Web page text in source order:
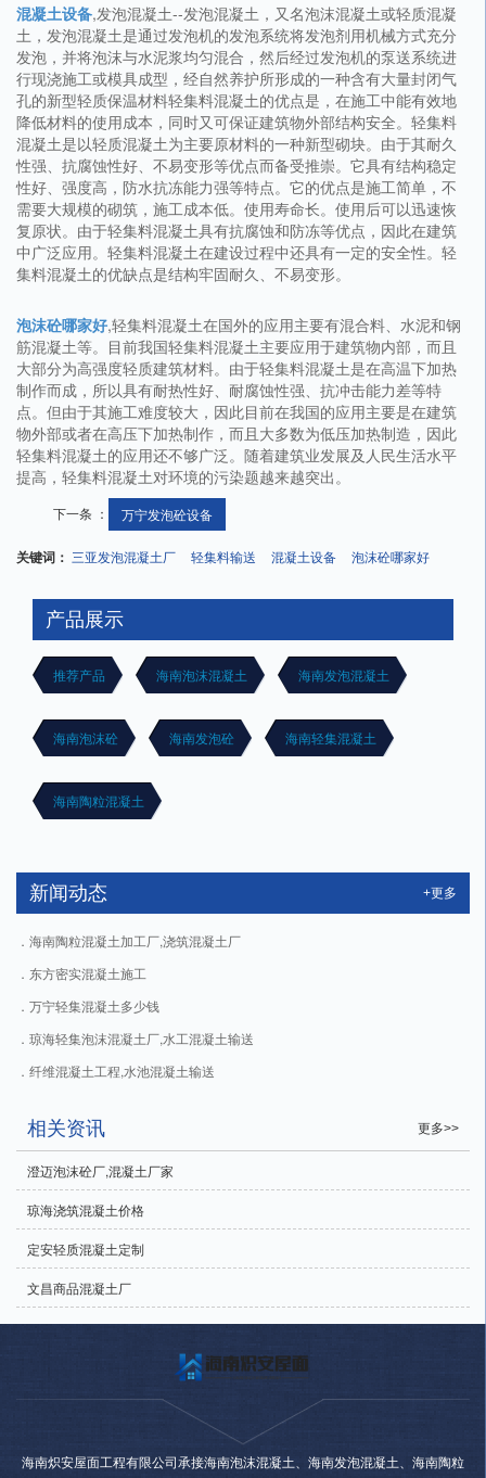
混凝土设备,发泡混凝土--发泡混凝土，又名泡沫混凝土或轻质混凝
土，发泡混凝土是通过发泡机的发泡系统将发泡剂用机械方式充分
发泡，并将泡沫与水泥浆均匀混合，然后经过发泡机的泵送系统进
行现浇施工或模具成型，经自然养护所形成的一种含有大量封闭气
孔的新型轻质保温材料轻集料混凝土的优点是，在施工中能有效地
降低材料的使用成本，同时又可保证建筑物外部结构安全。轻集料
混凝土是以轻质混凝土为主要原材料的一种新型砌块。由于其耐久
性强、抗腐蚀性好、不易变形等优点而备受推崇。它具有结构稳定
性好、强度高，防水抗冻能力强等特点。它的优点是施工简单，不
需要大规模的砌筑，施工成本低。使用寿命长。使用后可以迅速恢
复原状。由于轻集料混凝土具有抗腐蚀和防冻等优点，因此在建筑
中广泛应用。轻集料混凝土在建设过程中还具有一定的安全性。轻
集料混凝土的优缺点是结构牢固耐久、不易变形。
泡沫砼哪家好,轻集料混凝土在国外的应用主要有混合料、水泥和钢
筋混凝土等。目前我国轻集料混凝土主要应用于建筑物内部，而且
大部分为高强度轻质建筑材料。由于轻集料混凝土是在高温下加热
制作而成，所以具有耐热性好、耐腐蚀性强、抗冲击能力差等特
点。但由于其施工难度较大，因此目前在我国的应用主要是在建筑
物外部或者在高压下加热制作，而且大多数为低压加热制造，因此
轻集料混凝土的应用还不够广泛。随着建筑业发展及人民生活水平
提高，轻集料混凝土对环境的污染题越来越突出。
下一条 ： 万宁发泡砼设备
关键词： 三亚发泡混凝土厂 轻集料输送 混凝土设备 泡沫砼哪家好
产品展示
推荐产品 海南泡沫混凝土 海南发泡混凝土
海南泡沫砼 海南发泡砼 海南轻集混凝土
海南陶粒混凝土
新闻动态 +更多
海南陶粒混凝土加工厂,浇筑混凝土厂
东方密实混凝土施工
万宁轻集混凝土多少钱
琼海轻集泡沫混凝土厂,水工混凝土输送
纤维混凝土工程,水池混凝土输送
相关资讯 更多>>
澄迈泡沫砼厂,混凝土厂家
琼海浇筑混凝土价格
定安轻质混凝土定制
文昌商品混凝土厂
海南炽安屋面工程有限公司承接海南泡沫混凝土、海南发泡混凝土、海南陶粒